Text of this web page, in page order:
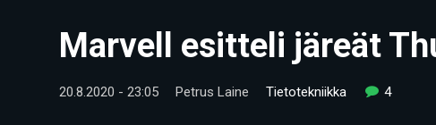
Marvell esitteli järeät
20.8.2020 - 23:05 Petrus Laine Tietotekniikka 4